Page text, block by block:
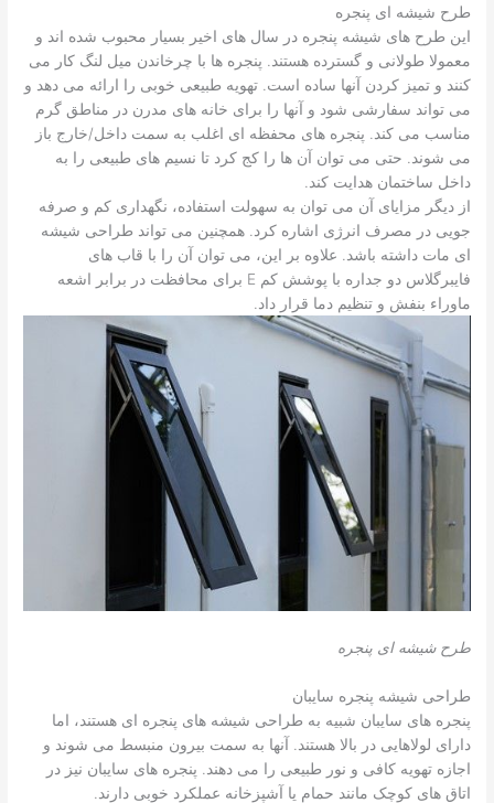
طرح شیشه ای پنجره
این طرح های شیشه پنجره در سال های اخیر بسیار محبوب شده اند و
معمولا طولانی و گسترده هستند. پنجره ها با چرخاندن میل لنگ کار می
کنند و تمیز کردن آنها ساده است. تهویه طبیعی خوبی را ارائه می دهد و
می تواند سفارشی شود و آنها را برای خانه های مدرن در مناطق گرم
مناسب می کند. پنجره های محفظه ای اغلب به سمت داخل/خارج باز
می شوند. حتی می توان آن ها را کج کرد تا نسیم های طبیعی را به
داخل ساختمان هدایت کند.
از دیگر مزایای آن می توان به سهولت استفاده، نگهداری کم و صرفه
جویی در مصرف انرژی اشاره کرد. همچنین می تواند طراحی شیشه
ای مات داشته باشد. علاوه بر این، می توان آن را با قاب های
فایبرگلاس دو جداره با پوشش کم E برای محافظت در برابر اشعه
ماوراء بنفش و تنظیم دما قرار داد.
طرح شیشه ای پنجره
طراحی شیشه پنجره سایبان
پنجره های سایبان شبیه به طراحی شیشه های پنجره ای هستند، اما
دارای لولاهایی در بالا هستند. آنها به سمت بیرون منبسط می شوند و
اجازه تهویه کافی و نور طبیعی را می دهند. پنجره های سایبان نیز در
اتاق های کوچک مانند حمام یا آشپزخانه عملکرد خوبی دارند.